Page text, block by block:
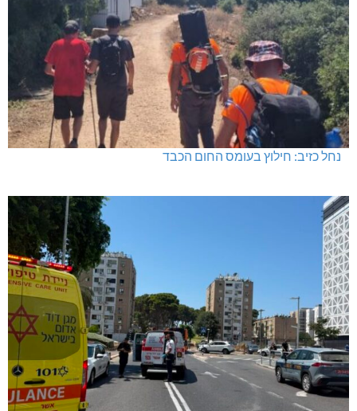
נחל כזיב: חילוץ בעומס החום הכבד